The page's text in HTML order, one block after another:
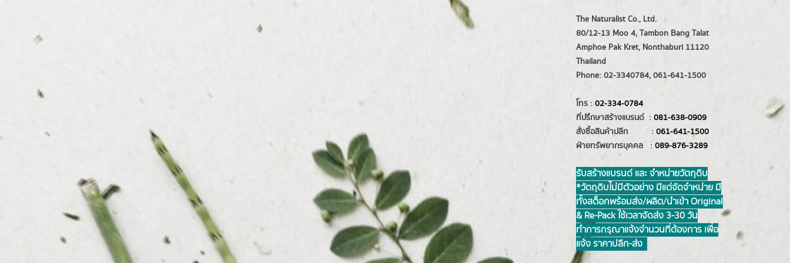
The Naturalist Co., Ltd.
80/12-13 Moo 4, Tambon Bang Talat
Amphoe Pak Kret, Nonthaburi 11120
Thailand
Phone: 02-3340784, 061-641-1500
โทร : 02-334-0784
ที่ปรึกษาสร้างแบรนด์ : 081-638-0909
สั่งซื้อสินค้าปลีก : 061-641-1500
ฝ่ายทรัพยากรบุคคล : 089-876-3289
รับสร้างแบรนด์ และ จำหน่ายวัตถุดิบ
*วัตถุดิบไม่มีตัวอย่าง มีแต่จัดจำหน่าย มี
ทั้งสต็อกพร้อมส่ง/ผลิต/นำเข้า Original
& Re-Pack ใช้เวลาจัดส่ง 3-30 วัน
ทำการ กรุณาแจ้งจำนวนที่ต้องการ เพื่อ
แจ้ง ราคาปลีก-ส่ง